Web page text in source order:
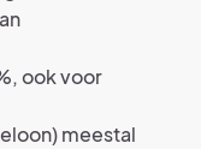
ook voor
meestal